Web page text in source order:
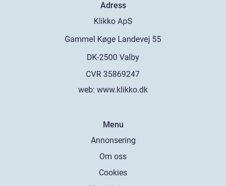
Adress
web: www.klikko.dk
Menu
Annonsering
Om oss
Cookies